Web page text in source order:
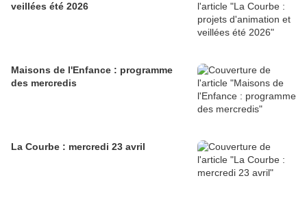
veillées été 2026
Maisons de l'Enfance : programme
des mercredis
La Courbe : mercredi 23 avril